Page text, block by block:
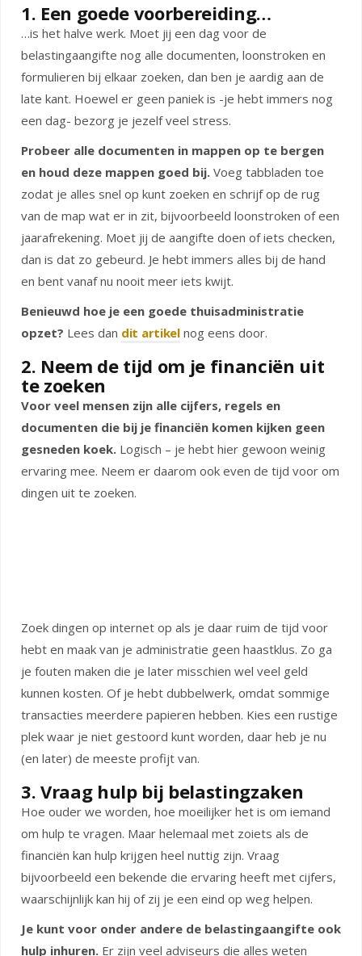
1. Een goede voorbereiding…
…is het halve werk. Moet jij een dag voor de
belastingaangifte nog alle documenten, loonstroken en
formulieren bij elkaar zoeken, dan ben je aardig aan de
late kant. Hoewel er geen paniek is -je hebt immers nog
een dag- bezorg je jezelf veel stress.
Probeer alle documenten in mappen op te bergen
en houd deze mappen goed bij. Voeg tabbladen toe
zodat je alles snel op kunt zoeken en schrijf op de rug
van de map wat er in zit, bijvoorbeeld loonstroken of een
jaarafrekening. Moet jij de aangifte doen of iets checken,
dan is dat zo gebeurd. Je hebt immers alles bij de hand
en bent vanaf nu nooit meer iets kwijt.
Benieuwd hoe je een goede thuisadministratie
opzet? Lees dan dit artikelnog eens door.
2. Neem de tijd om je financiën uit
te zoeken
Voor veel mensen zijn alle cijfers, regels en
documenten die bij je financiën komen kijken geen
gesneden koek. Logisch – je hebt hier gewoon weinig
ervaring mee. Neem er daarom ook even de tijd voor om
dingen uit te zoeken.
Zoek dingen op internet op als je daar ruim de tijd voor
hebt en maak van je administratie geen haastklus. Zo ga
je fouten maken die je later misschien wel veel geld
kunnen kosten. Of je hebt dubbelwerk, omdat sommige
transacties meerdere papieren hebben. Kies een rustige
plek waar je niet gestoord kunt worden, daar heb je nu
(en later) de meeste profijt van.
3. Vraag hulp bij belastingzaken
Hoe ouder we worden, hoe moeilijker het is om iemand
om hulp te vragen. Maar helemaal met zoiets als de
financiën kan hulp krijgen heel nuttig zijn. Vraag
bijvoorbeeld een bekende die ervaring heeft met cijfers,
waarschijnlijk kan hij of zij je een eind op weg helpen.
Je kunt voor onder andere de belastingaangifte ook
hulp inhuren. Er zijn veel adviseurs die alles weten